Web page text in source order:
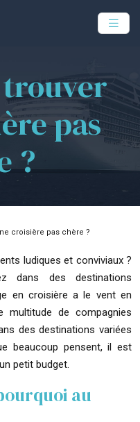
pas
?
croisière pas chère ?
ludiques et conviviaux ?
dans des destinations
en croisière a le vent en
multitude de compagnies
des destinations variées
beaucoup pensent, il est
petit budget.
au